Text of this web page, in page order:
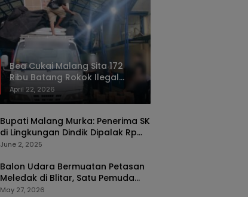
Bea Cukai Malang Sita 172
Ribu Batang Rokok Ilegal
Bermodus Kemasan Sabun
April 22, 2026
Bupati Malang Murka: Penerima SK
di Lingkungan Dindik Dipalak Rp
150 Ribu Pakai Modus Tumpengan,
June 2, 2025
Balon Udara Bermuatan Petasan
Meledak di Blitar, Satu Pemuda
Tewas dan Dua Anak Luka Serius
May 27, 2026